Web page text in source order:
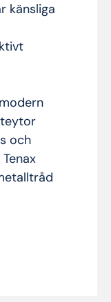
känsliga
och